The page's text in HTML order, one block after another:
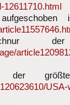
12611710.html
größter